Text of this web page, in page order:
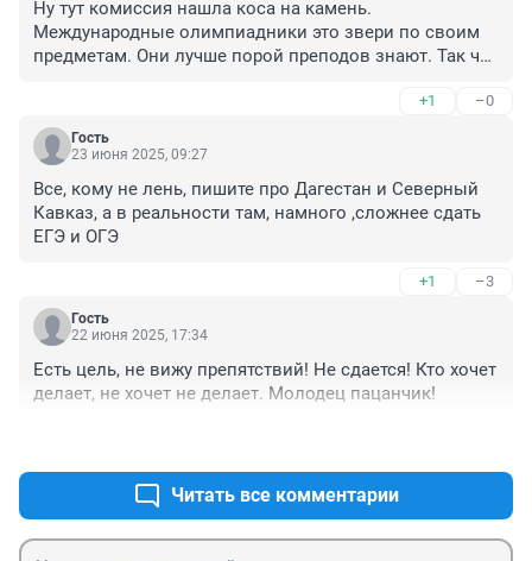
Ну тут комиссия нашла коса на камень.
Международные олимпиадники это звери по своим
предметам. Они лучше порой преподов знают. Так что
+1 –0
Гость
23 июня 2025, 09:27
Все, кому не лень, пишите про Дагестан и Северный
Кавказ, а в реальности там, намного ,сложнее сдать
ЕГЭ и ОГЭ
+1 –3
Гость
22 июня 2025, 17:34
Есть цель, не вижу препятствий! Не сдается! Кто хочет
делает, не хочет не делает. Молодец пацанчик!
Читать все комментарии